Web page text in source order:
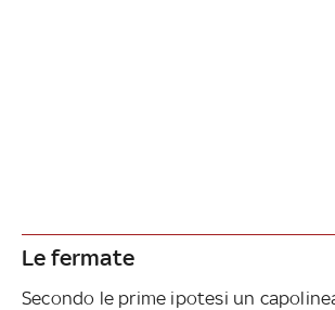
Le fermate
Secondo le prime ipotesi un